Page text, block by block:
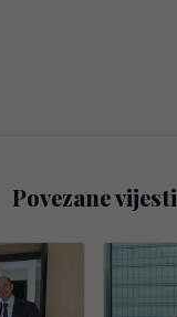
Povezane vijesti